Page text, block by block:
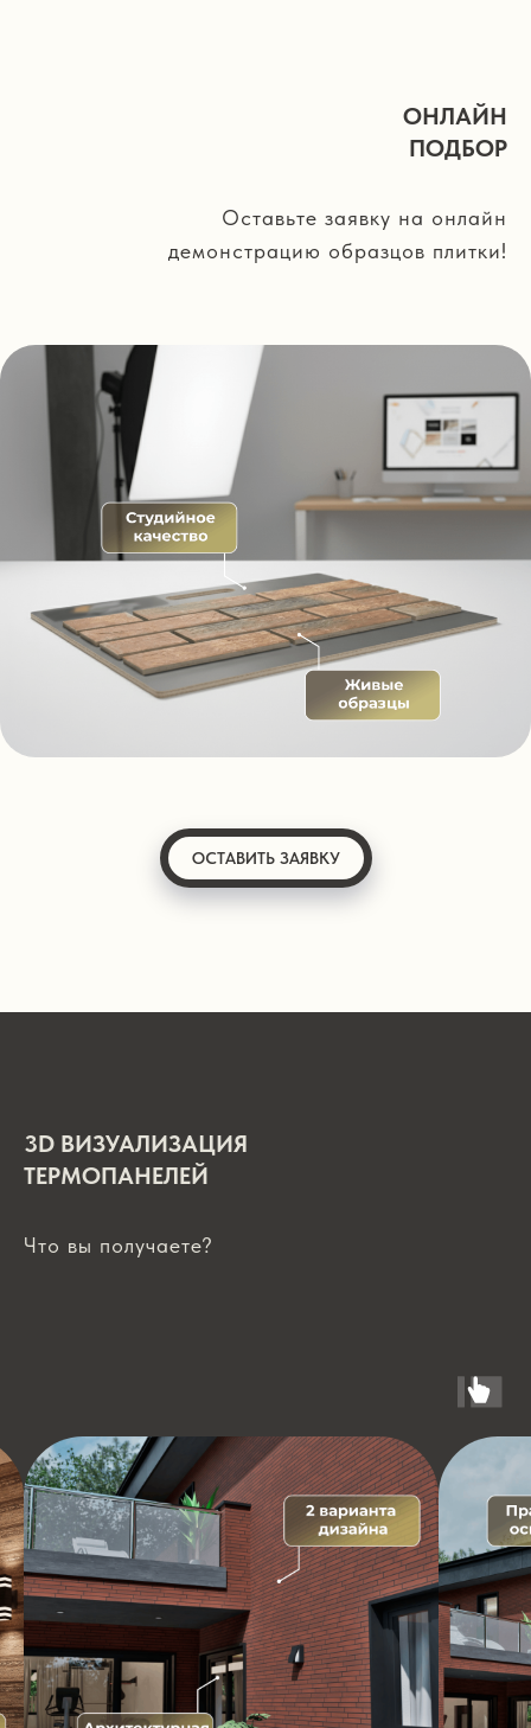
ОНЛАЙН
ПОДБОР
Оставьте заявку на онлайн
демонстрацию образцов плитки!
ОСТАВИТЬ ЗАЯВКУ
3D ВИЗУАЛИЗАЦИЯ
ТЕРМОПАНЕЛЕЙ
Что вы получаете?